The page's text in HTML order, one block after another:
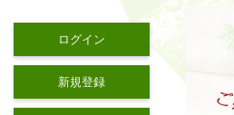
ログイン
新規登録